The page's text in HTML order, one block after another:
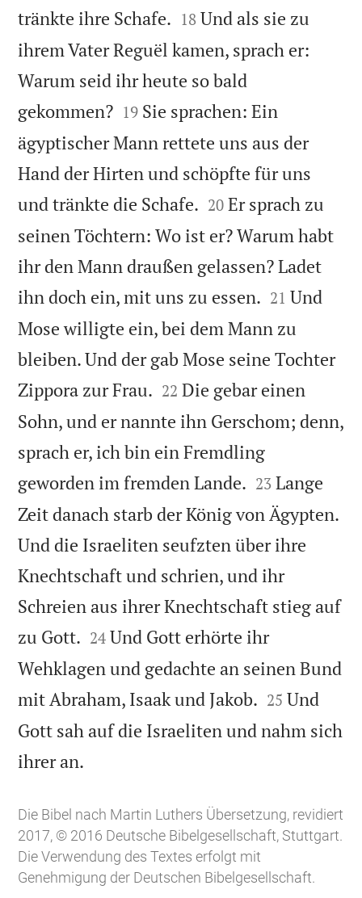
tränkte ihre Schafe. 

18 Und als sie zu
ihrem Vater Reguël kamen, sprach er:
Warum seid ihr heute so bald
gekommen?
19 Sie sprachen: Ein
ägyptischer Mann rettete uns aus der
Hand der Hirten und schöpfte für uns
und tränkte die Schafe. 

20 Er sprach zu
seinen Töchtern: Wo ist er? Warum habt
ihr den Mann draußen gelassen? Ladet
ihn doch ein, mit uns zu essen. 

21 Und
Mose willigte ein, bei dem Mann zu
bleiben. Und der gab Mose seine Tochter
Zippora zur Frau. 

22 Die gebar einen
Sohn, und er nannte ihn Gerschom; denn,
sprach er, ich bin ein Fremdling
geworden im fremden Lande. 

23 Lange
Zeit danach starb der König von Ägypten.
Und die Israeliten seufzten über ihre
Knechtschaft und schrien, und ihr
Schreien aus ihrer Knechtschaft stieg auf
zu Gott. 

24 Und Gott erhörte ihr
Wehklagen und gedachte an seinen Bund
mit Abraham, Isaak und Jakob. 

25 Und
Gott sah auf die Israeliten und nahm sich
ihrer an.
Die Bibel nach Martin Luthers Übersetzung, revidiert
2017, © 2016 Deutsche Bibelgesellschaft, Stuttgart.
Die Verwendung des Textes erfolgt mit
Genehmigung der Deutschen Bibelgesellschaft.